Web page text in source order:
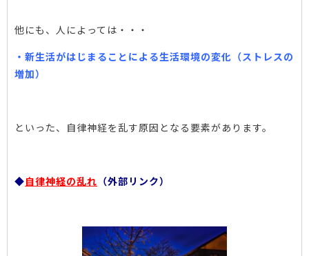
他にも、人によっては・・・
・新生活がはじまることによる生活環境の変化（ストレスの
増加）
といった、自律神経を乱す原因となる要素があります。
◆自律神経の乱れ （外部リンク）